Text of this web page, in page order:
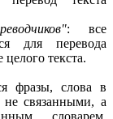
: все
для перевода
текста.
фразы, слова в
не связанными, а
словарем,